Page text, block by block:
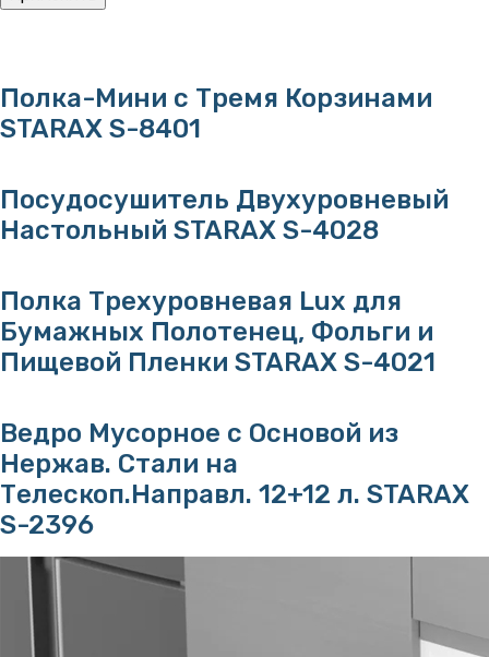
Полка-Мини с Тремя Корзинами
STARAX S-8401
Посудосушитель Двухуровневый
Настольный STARAX S-4028
Полка Трехуровневая Lux для
Бумажных Полотенец, Фольги и
Пищевой Пленки STARAX S-4021
Ведро Мусорное с Основой из
Нержав. Стали на
Телескоп.Направл. 12+12 л. STARAX
S-2396